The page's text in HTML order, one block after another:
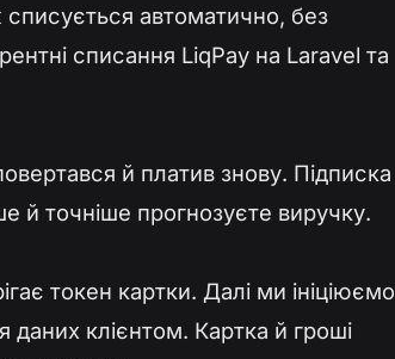
автоматично, без
списання LiqPay на Laravel та
й платив знову. Підписка
й точніше прогнозуєте виручку.
токен картки. Далі ми ініціюємо
клієнтом. Картка й гроші